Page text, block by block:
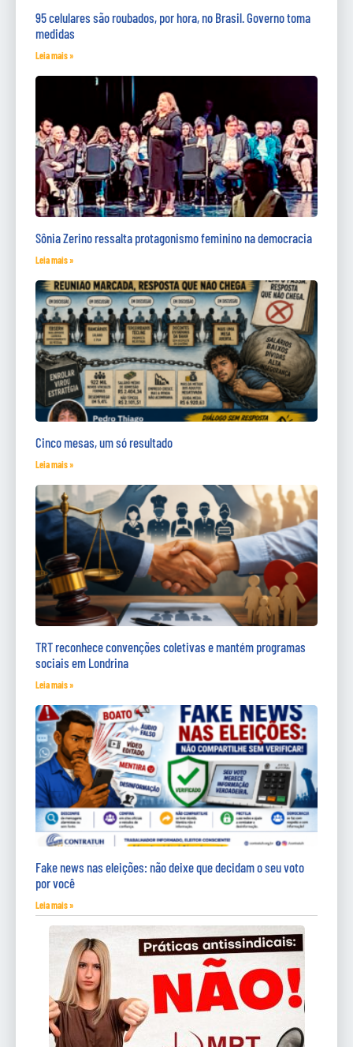
95 celulares são roubados, por hora, no Brasil. Governo toma
medidas
Leia mais »
Sônia Zerino ressalta protagonismo feminino na democracia
Leia mais »
Cinco mesas, um só resultado
Leia mais »
TRT reconhece convenções coletivas e mantém programas
sociais em Londrina
Leia mais »
Fake news nas eleições: não deixe que decidam o seu voto
por você
Leia mais »